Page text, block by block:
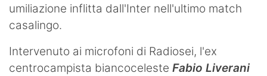
umiliazione inflitta dall'Inter nell'ultimo match
casalingo.
Intervenuto ai microfoni di Radiosei, l'ex
centrocampista biancoceleste Fabio Liverani